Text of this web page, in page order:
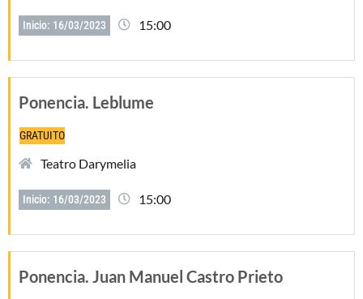
Inicio: 16/03/2023 15:00
Ponencia. Leblume
GRATUITO
Teatro Darymelia
Inicio: 16/03/2023 15:00
Ponencia. Juan Manuel Castro Prieto